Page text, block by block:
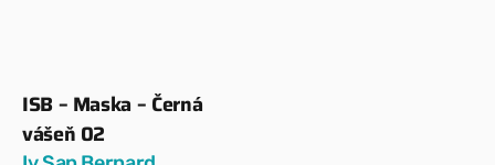
ISB – Maska – Černá
vášeň 02
Dodavatel: